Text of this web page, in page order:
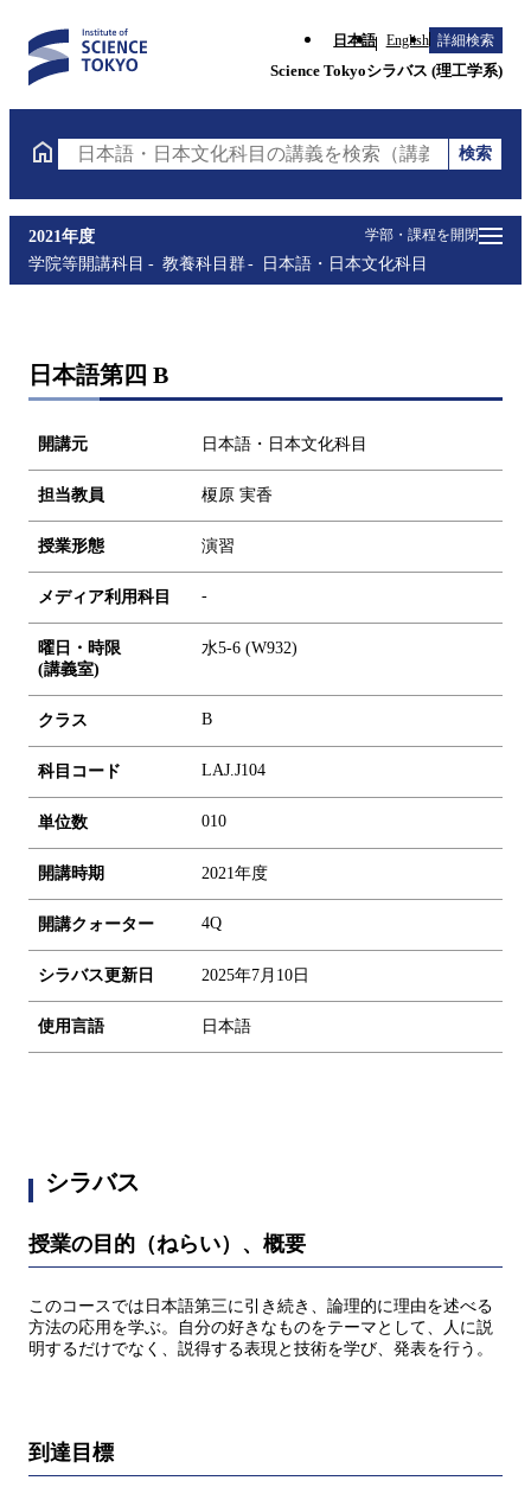
日本語 English 詳細検索
Science Tokyoシラバス (理工学系)
日本語・日本文化科目の講義を検索（講義名・科目
検索
学部・課程を開閉
2021年度
学院等開講科目
教養科目群 日本語・日本文化科目
日本語第四 B
開講元 日本語・日本文化科目
担当教員 榎原 実香
授業形態 演習
メディア利用科目 -
曜日・時限
(講義室)
水5-6 (W932)
クラス B
科目コード LAJ.J104
単位数 010
開講時期 2021年度
開講クォーター 4Q
シラバス更新日 2025年7月10日
使用言語 日本語
シラバス
授業の目的（ねらい）、概要
このコースでは日本語第三に引き続き、論理的に理由を述べる
方法の応用を学ぶ。自分の好きなものをテーマとして、人に説
明するだけでなく、説得する表現と技術を学び、発表を行う。
到達目標